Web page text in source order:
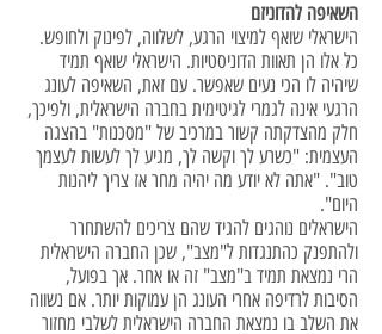
השאיפה להדוניזם
הישראלי שואף למיצוי הרגע, לשלווה, לפינוק ולחופש.
כל אלו הן תאוות הדוניסטיות. הישראלי שואף תמיד
שיהיה לו הכי נעים שאפשר. עם זאת, השאיפה לעונג
הרגעי אינה לגמרי לגיטימית בחברה הישראלית, ולפיכך,
חלק מהצדקתה קשור במרכיב של "מסכנות" בהצגה
העצמית: "כשרע לך וקשה לך, מגיע לך לעשות לעצמך
טוב". "אתה לא יודע מה יהיה מחר אז צריך ליהנות
היום".
הישראלים נוהגים להגיד שהם צריכים להשתחרר
ולהתפנק כהתנגדות ל"מצב", שכן החברה הישראלית
הרי נמצאת תמיד ב"מצב" זה או אחר. אך בפועל,
הסיבות לרדיפה אחרי העונג הן עמוקות יותר. אם נשווה
את השלב בו נמצאת החברה הישראלית לשלבי מחזור